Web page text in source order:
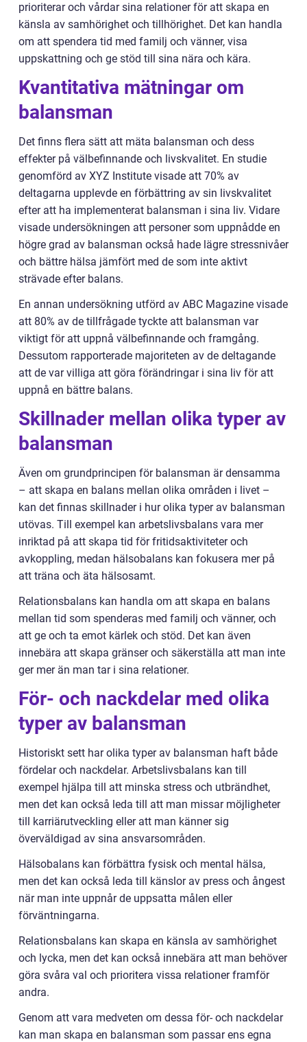
prioriterar och vårdar sina relationer för att skapa en
känsla av samhörighet och tillhörighet. Det kan handla
om att spendera tid med familj och vänner, visa
uppskattning och ge stöd till sina nära och kära.
Kvantitativa mätningar om
balansman
Det finns flera sätt att mäta balansman och dess
effekter på välbefinnande och livskvalitet. En studie
genomförd av XYZ Institute visade att 70% av
deltagarna upplevde en förbättring av sin livskvalitet
efter att ha implementerat balansman i sina liv. Vidare
visade undersökningen att personer som uppnådde en
högre grad av balansman också hade lägre stressnivåer
och bättre hälsa jämfört med de som inte aktivt
strävade efter balans.
En annan undersökning utförd av ABC Magazine visade
att 80% av de tillfrågade tyckte att balansman var
viktigt för att uppnå välbefinnande och framgång.
Dessutom rapporterade majoriteten av de deltagande
att de var villiga att göra förändringar i sina liv för att
uppnå en bättre balans.
Skillnader mellan olika typer av
balansman
Även om grundprincipen för balansman är densamma
– att skapa en balans mellan olika områden i livet –
kan det finnas skillnader i hur olika typer av balansman
utövas. Till exempel kan arbetslivsbalans vara mer
inriktad på att skapa tid för fritidsaktiviteter och
avkoppling, medan hälsobalans kan fokusera mer på
att träna och äta hälsosamt.
Relationsbalans kan handla om att skapa en balans
mellan tid som spenderas med familj och vänner, och
att ge och ta emot kärlek och stöd. Det kan även
innebära att skapa gränser och säkerställa att man inte
ger mer än man tar i sina relationer.
För- och nackdelar med olika
typer av balansman
Historiskt sett har olika typer av balansman haft både
fördelar och nackdelar. Arbetslivsbalans kan till
exempel hjälpa till att minska stress och utbrändhet,
men det kan också leda till att man missar möjligheter
till karriärutveckling eller att man känner sig
överväldigad av sina ansvarsområden.
Hälsobalans kan förbättra fysisk och mental hälsa,
men det kan också leda till känslor av press och ångest
när man inte uppnår de uppsatta målen eller
förväntningarna.
Relationsbalans kan skapa en känsla av samhörighet
och lycka, men det kan också innebära att man behöver
göra svåra val och prioritera vissa relationer framför
andra.
Genom att vara medveten om dessa för- och nackdelar
kan man skapa en balansman som passar ens egna